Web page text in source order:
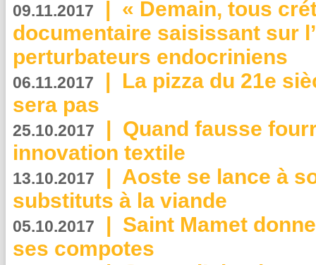
09.11.2017 | « Demain, tous
documentaire saisissant sur
perturbateurs endocriniens
06.11.2017 | La pizza du 21e
sera pas
25.10.2017 | Quand fausse
innovation textile
13.10.2017 | Aoste se lance à
substituts à la viande
05.10.2017 | Saint Mamet
ses compotes